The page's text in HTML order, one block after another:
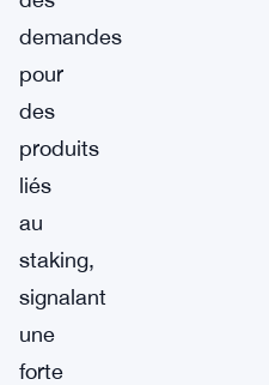
demandes
pour
des
produits
liés
au
staking,
signalant
une
forte